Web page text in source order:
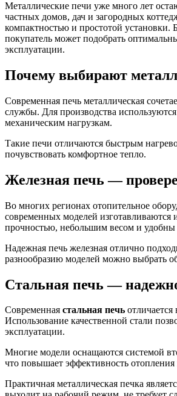
Металлические печи уже много лет
частных домов, дач и загородных
компактностью и простотой установки.
покупатель может подобрать
эксплуатации.
Почему выбирают
Современная печь металлическая
службы. Для производства
механическим нагрузкам.
Такие печи отличаются быстрым
почувствовать комфортное тепло.
Железная печь —
Во многих регионах отопительное
современных моделей изготавливаются
прочностью, небольшим весом и удобны
Надежная печь железная отлично
разнообразию моделей можно выбрать
Cтальная печь —
Современная стальная печь
Использование качественной стали
эксплуатации.
Многие модели оснащаются системой
что повышает эффективность отопления
Практичная металлическая печка